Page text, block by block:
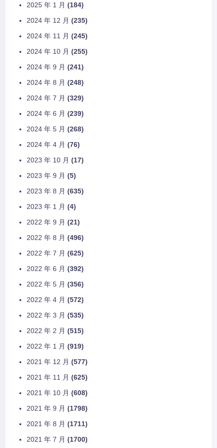
2025 年 1 月 (184)
2024 年 12 月 (235)
2024 年 11 月 (245)
2024 年 10 月 (255)
2024 年 9 月 (241)
2024 年 8 月 (248)
2024 年 7 月 (329)
2024 年 6 月 (239)
2024 年 5 月 (268)
2024 年 4 月 (76)
2023 年 10 月 (17)
2023 年 9 月 (5)
2023 年 8 月 (635)
2023 年 1 月 (4)
2022 年 9 月 (21)
2022 年 8 月 (496)
2022 年 7 月 (625)
2022 年 6 月 (392)
2022 年 5 月 (356)
2022 年 4 月 (572)
2022 年 3 月 (535)
2022 年 2 月 (515)
2022 年 1 月 (919)
2021 年 12 月 (577)
2021 年 11 月 (625)
2021 年 10 月 (608)
2021 年 9 月 (1798)
2021 年 8 月 (1711)
2021 年 7 月 (1700)